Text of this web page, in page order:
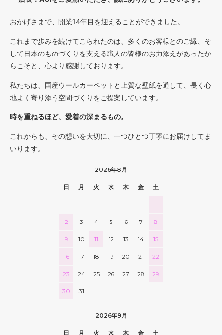
おかげさまで、開業14年目を迎えることができました。
これまで歩みを続けてこられたのは、多くのお客様とのご縁、そ
して日本のものづくりを支える職人の皆様のお力添えがあったか
らこそと、心より感謝しております。
私たちは、国産ウールカーペットと上質な壁紙を通して、長く心
地よく寄り添う空間づくりをご提案しています。
時を重ねるほど、愛着の深まるもの。
これからも、その想いを大切に、一つひとつ丁寧にお届けしてま
いります。
2026年8月
日 月 火 水 木 金 土
1
2 3 4 5 6 7 8
9 10 11 12 13 14 15
16 17 18 19 20 21 22
23 24 25 26 27 28 29
30 31
2026年9月
日 月 火 水 木 金 土